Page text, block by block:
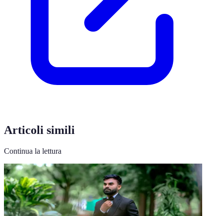
Articoli simili
Continua la lettura